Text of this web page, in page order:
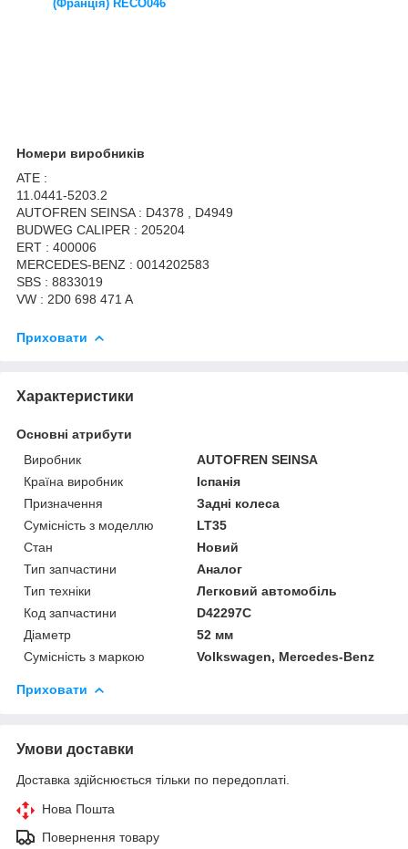
(Франція) RECO046
Номери виробників
ATE :
11.0441-5203.2
AUTOFREN SEINSA : D4378 , D4949
BUDWEG CALIPER : 205204
ERT : 400006
MERCEDES-BENZ : 0014202583
SBS : 8833019
VW : 2D0 698 471 A
Приховати
Характеристики
Основні атрибути
Виробник
AUTOFREN SEINSA
Країна виробник
Іспанія
Призначення
Задні колеса
Сумісність з моделлю
LT35
Стан
Новий
Тип запчастини
Аналог
Тип техніки
Легковий автомобіль
Код запчастини
D42297C
Діаметр
52 мм
Сумісність з маркою
Volkswagen, Mercedes-Benz
Приховати
Умови доставки
Доставка здійснюється тільки по передоплаті.
Нова Пошта
Повернення товару